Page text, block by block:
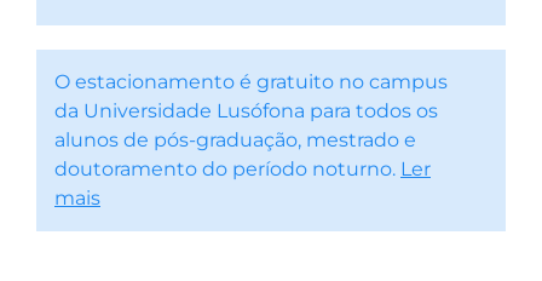
O estacionamento é gratuito no campus
da Universidade Lusófona para todos os
alunos de pós-graduação, mestrado e
doutoramento do período noturno. Ler
mais